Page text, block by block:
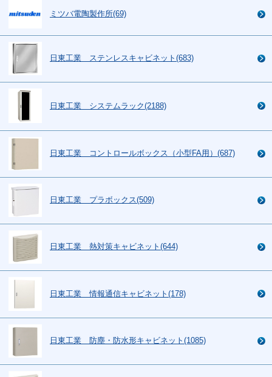
ミツバ電陶製作所(69)
日東工業 ステンレスキャビネット(683)
日東工業 システムラック(2188)
日東工業 コントロールボックス（小型FA用）(687)
日東工業 プラボックス(509)
日東工業 熱対策キャビネット(644)
日東工業 情報通信キャビネット(178)
日東工業 防塵・防水形キャビネット(1085)